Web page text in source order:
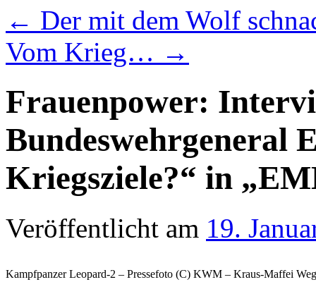
← Der mit dem Wolf
Vom Krieg… →
Frauenpower:
Bundeswehrgeneral
Kriegsziele?“ in
Veröffentlicht am 19.
Kampfpanzer Leopard-2 – Pressefoto (C) KWM – Kraus-Maffei